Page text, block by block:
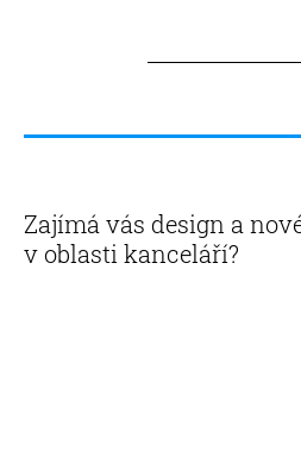
Zajímá vás design a
v oblasti kanceláří?